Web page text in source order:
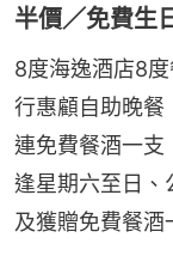
半價／免費生
8度海逸酒店8
行惠顧自助晚餐
連免費餐酒一支
逢星期六至日、
及獲贈免費餐酒